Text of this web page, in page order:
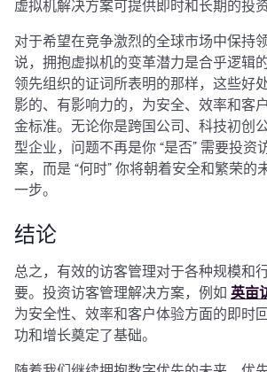
虚拟机解决方案可提供即时和长期的投资
对于希望在竞争激烈的全球市场中保持
说，拥抱虚拟机的变革潜力是合乎逻辑
领先组织的证词所表明的那样，这些好
影的、有影响力的，为安全、效率和客
金标准。无论你是跨国公司、科技初创
型企业，问题不再是你 “是否” 需要投资
案，而是 “何时” 你将朝着安全和繁荣的
一步。
结论
总之，有效的访客管理对于各种规模和
要。投资访客管理解决方案，例如 英亩
为安全性、效率和客户体验方面的即时
功和增长奠定了基础。